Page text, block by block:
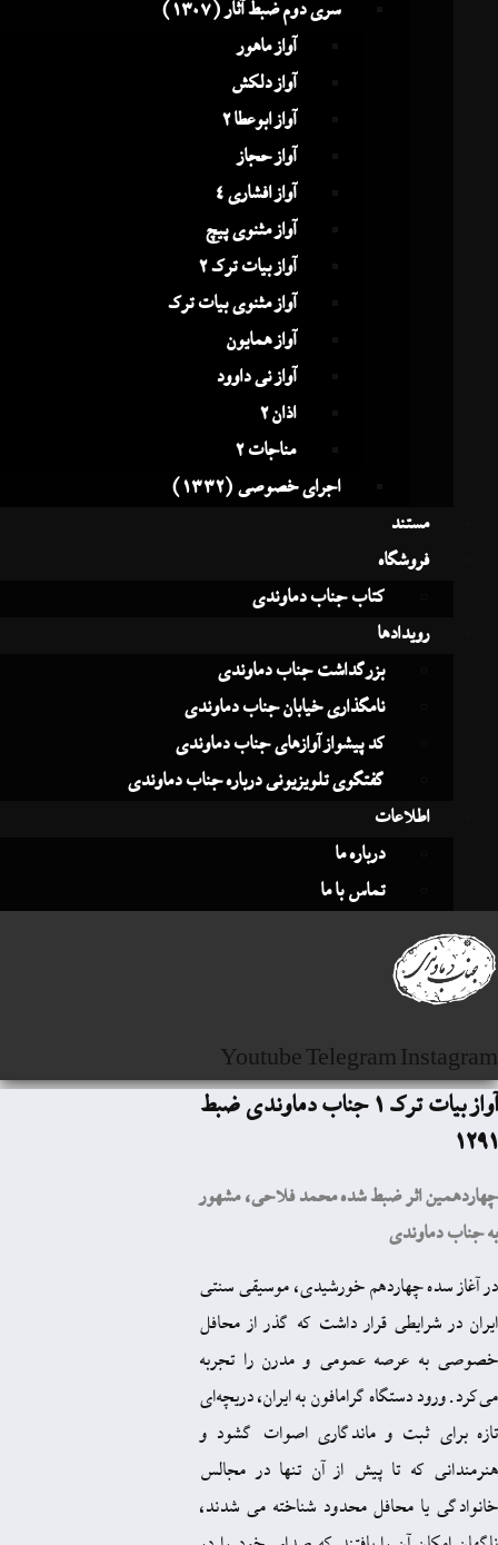
سری دوم ضبط آثار (1307)
آواز مثنوی پیچ
آواز بیات ترک 2
آواز مثنوی بیات ترک
آواز نی داوود
اجرای خصوصی (1332)
کتاب جناب دماوندی
بزرگداشت جناب دماوندی
نامگذاری خیابان جناب دماوندی
کد پیشواز آوازهای جناب دماوندی
گفتگوی تلویزیونی درباره جناب دماوندی
YoutubeTelegram
آواز بیات ترک 1 جناب دماوندی ضبط
ضبط شده محمد فلاحی، مشهور
خورشیدی، موسیقی سنتی
قرار داشت که گذر از محافل
عمومی و مدرن را تجربه
گرامافون به ایران، دریچه‌ای
و ماندگاری اصوات گشود و
تا پیش از آن تنها در مجالس
محافل محدود شناخته می‌ شدند،